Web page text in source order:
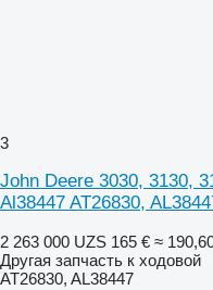
3
John Deere 3030, 3130,
Al38447 AT26830,
2 263 000 UZS 165 € ≈
Другая запчасть к ходовой
AT26830, AL38447